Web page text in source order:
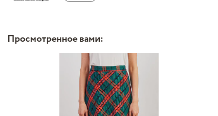
Просмотренное вами: